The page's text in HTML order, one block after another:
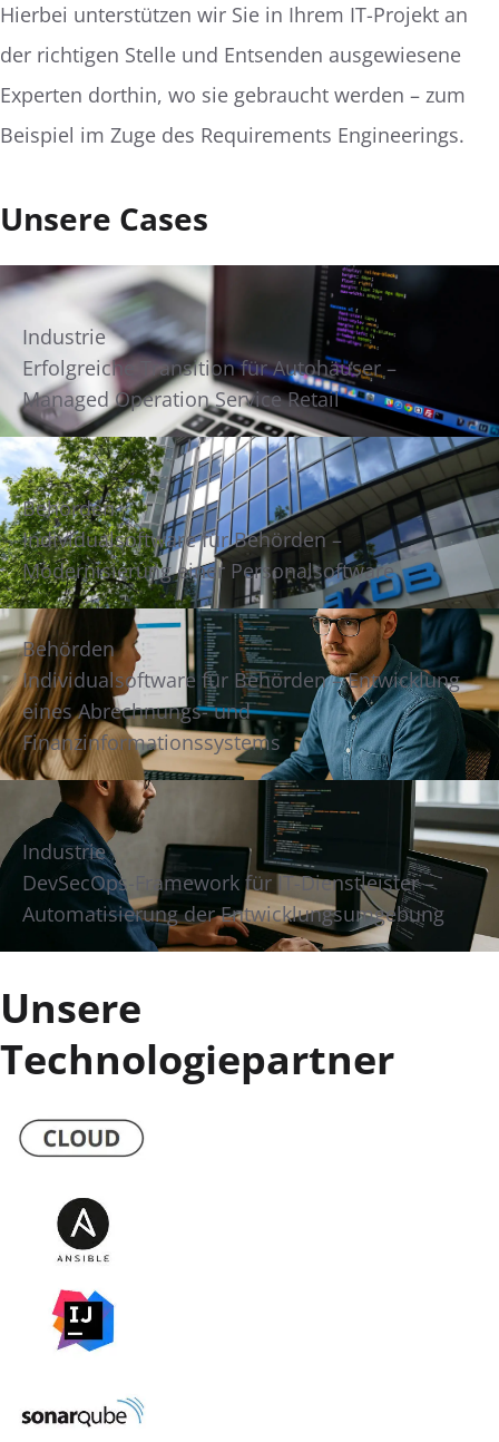
Hierbei unterstützen wir Sie in Ihrem IT-Projekt an
der richtigen Stelle und Entsenden ausgewiesene
Experten dorthin, wo sie gebraucht werden – zum
Beispiel im Zuge des Requirements Engineerings.
Unsere Cases
Industrie
Erfolgreiche Transition für Autohäuser –
Managed Operation Service Retail
Behörden
Individualsoftware für Behörden –
Modernisierung einer Personalsoftware
Behörden
Individualsoftware für Behörden – Entwicklung
eines Abrechnungs- und
Finanzinformationssystems
Industrie
DevSecOps-Framework für IT-Dienstleister –
Automatisierung der Entwicklungsumgebung
Unsere
Technologiepartner